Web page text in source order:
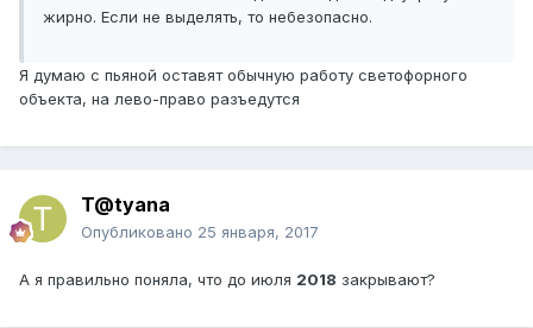
жирно. Если не выделять, то небезопасно.
Я думаю с пьяной оставят обычную работу светофорного
объекта, на лево-право разъедутся
T@tyana
Опубликовано 25 января, 2017
А я правильно поняла, что до июля 2018 закрывают?